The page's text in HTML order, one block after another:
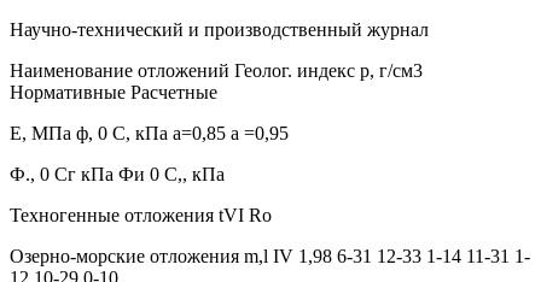
Научно-технический и производственный журнал
Наименование отложений Геолог. индекс p, г/см3
Нормативные Расчетные
Е, МПа ф, 0 С, кПа а=0,85 а =0,95
Ф., 0 Сг кПа Фи 0 С,, кПа
Техногенные отложения tVI Ro
Озерно-морские отложения m,l IV 1,98 6-31 12-33 1-14 11-31 1-
12 10-29 0-10